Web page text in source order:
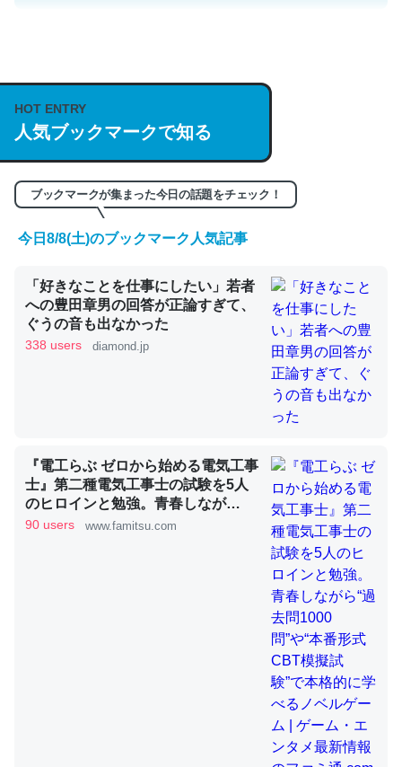
説してる記事が少ないので貴重な良記事。/続編来た
https://isobe324649.hatenablog.com/entry/2023/03/27
/064121
─GPTの仕組みと限界についての考察（１） - conceptualization
くらい。小説でいう「ずっと前の伏線」は回収されないけ
ど、短期記憶というには多い分量。進化すればするほど分
かりやすく強くなりそう
─GPTの仕組みと限界についての考察（１） - conceptualization
昆虫ってカルシウム少ないのか。知らんかった。調べたら
コオロギのカルシウム分はエビの600分の1程度。
─ニュース :: 【研究発表】昆虫学の大問題＝「昆虫はなぜ海にいな
論文では「淡水はカルシウムも酸素も不足してて両方に不
利だから両方が拮抗してるのでは」とあって面白い。海に
いる鋏角類（カブトガニ・ウミグモ）はカルシウムを使わ
ずキチンを強化してる筈だが、酵素が違うのか？
─ニュース :: 【研究発表】昆虫学の大問題＝「昆虫はなぜ海にいな
HOT ENTRY
人気ブックマークで知る
ブックマークが集まった今日の話題をチェック！
今日8/8(土)のブックマーク人気記事
「好きなことを仕事にしたい」若者
への豊田章男の回答が正論すぎて、
ぐうの音も出なかった
338 users diamond.jp
『電工らぶ ゼロから始める電気工事
士』第二種電気工事士の試験を5人
のヒロインと勉強。青春しなが
ら“過去問1000問”や“本番形式CBT
90 users www.famitsu.com